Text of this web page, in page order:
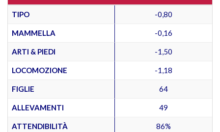
TIPO -0,80
MAMMELLA -0,16
ARTI & PIEDI -1,50
LOCOMOZIONE -1,18
FIGLIE 64
ALLEVAMENTI 49
ATTENDIBILITÀ 86%